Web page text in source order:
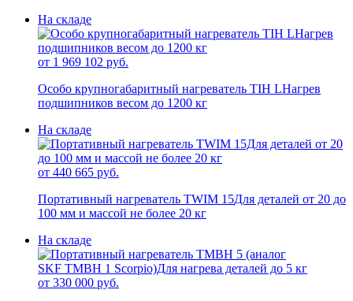
На складе
от 1 969 102 руб.
Особо крупногабаритный нагреватель TIH LНагрев
подшипников весом до 1200 кг
На складе
от 440 665 руб.
Портативный нагреватель TWIM 15Для деталей от 20 до
100 мм и массой не более 20 кг
На складе
от 330 000 руб.